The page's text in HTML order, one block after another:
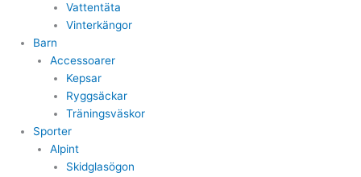
Vattentäta
Vinterkängor
Barn
Accessoarer
Kepsar
Ryggsäckar
Träningsväskor
Sporter
Alpint
Skidglasögon